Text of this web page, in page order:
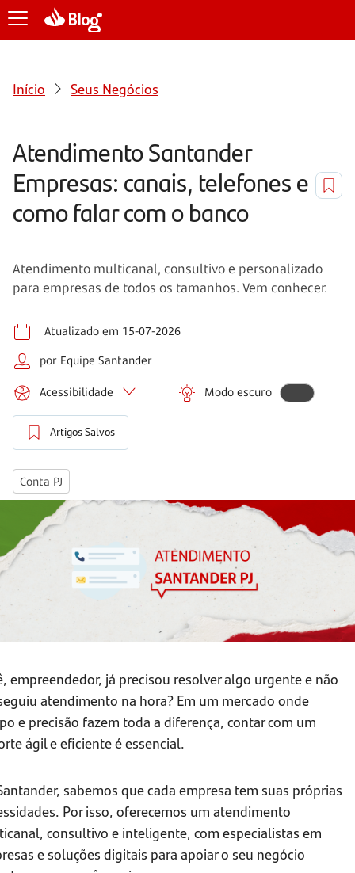
Início Seus Negócios
Atendimento Santander
Empresas: canais, telefones e
como falar com o banco
Atendimento multicanal, consultivo e personalizado
para empresas de todos os tamanhos. Vem conhecer.
Atualizado em 15-07-2026
por Equipe Santander
Acessibilidade Modo escuro
Artigos Salvos
Conta PJ
empreendedor, já precisou resolver algo urgente e não
atendimento na hora? Em um mercado onde
e precisão fazem toda a diferença, contar com um
ágil e eficiente é essencial.
sabemos que cada empresa tem suas próprias
Por isso, oferecemos um atendimento
consultivo e inteligente, com especialistas em
e soluções digitais para apoiar o seu negócio